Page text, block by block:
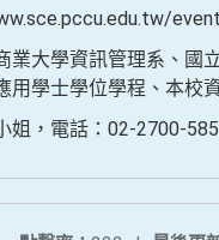
業大學資訊管理系、國
用學士學位學程、本校
姐，電話：02-2700-